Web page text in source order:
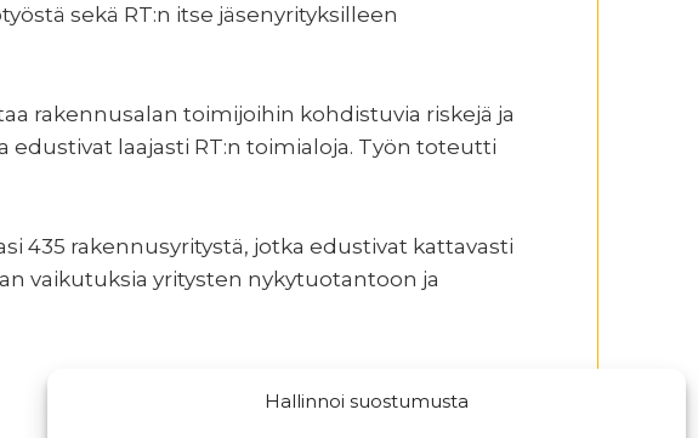
Hallinnoi suostumusta
sekä RT:n itse jäsenyrityksilleen
rakennusalan toimijoihin kohdistuvia riskejä ja
laajasti RT:n toimialoja. Työn toteutti
435 rakennusyritystä, jotka edustivat kattavasti
vaikutuksia yritysten nykytuotantoon ja